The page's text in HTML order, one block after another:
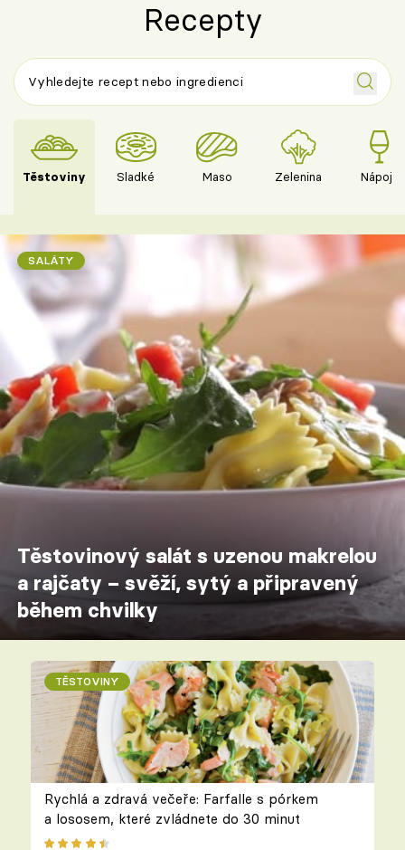
Recepty
Těstoviny Sladké Maso Zelenina Nápoje
SALÁTY
Těstovinový salát s uzenou makrelou
a rajčaty – svěží, sytý a připravený
během chvilky
TĚSTOVINY
Rychlá a zdravá večeře: Farfalle s pórkem
a lososem, které zvládnete do 30 minut